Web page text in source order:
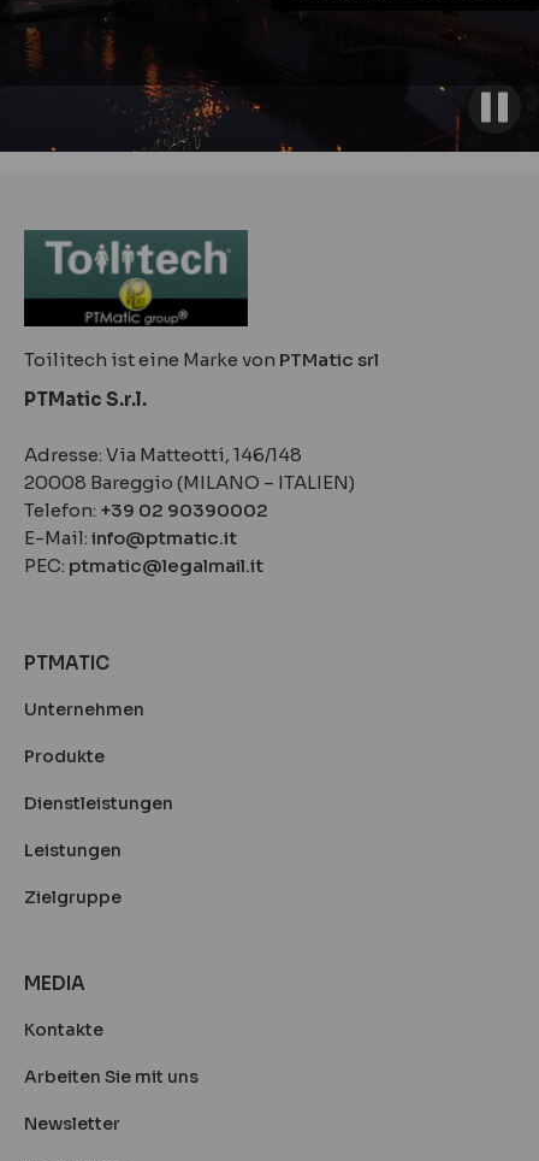
Toilitech ist eine Marke von PTMatic srl
PTMatic S.r.l.
Adresse: Via Matteotti, 146/148
20008 Bareggio (MILANO – ITALIEN)
Telefon: +39 02 90390002
E-Mail: info@ptmatic.it
PEC: ptmatic@legalmail.it
PTMATIC
Unternehmen
Produkte
Dienstleistungen
Leistungen
Zielgruppe
MEDIA
Kontakte
Arbeiten Sie mit uns
Newsletter